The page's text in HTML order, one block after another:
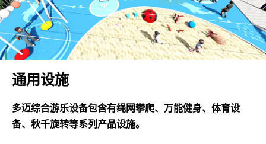
通用设施
多迈综合游乐设备包含有绳网攀爬、万能健身、体育设
备、秋千旋转等系列产品设施。